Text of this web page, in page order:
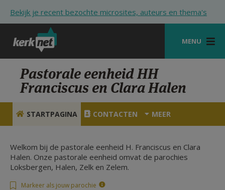
Bekijk je recent bezochte microsites, auteurs en thema's
MENU
STARTPAGINA
KERK
VIERINGEN
ZOEKEN
HULP
Pastorale eenheid HH
Franciscus en Clara Halen
STARTPAGINA CONTACTEN MEER
Welkom bij de pastorale eenheid H. Franciscus en Clara
Halen. Onze pastorale eenheid omvat de parochies
Loksbergen, Halen, Zelk en Zelem.
Markeer als jouw parochie